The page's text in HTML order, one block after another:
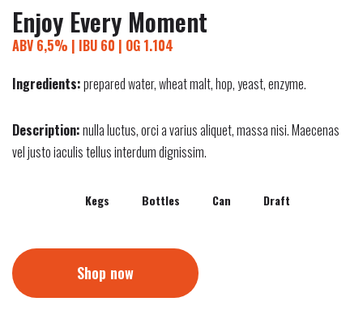
Enjoy Every Moment
ABV 6,5% | IBU 60 | OG 1.104
Ingredients:prepared water, wheat malt, hop, yeast, enzyme.
Description:nulla luctus, orci a varius aliquet, massa nisi. Maecenas
vel justo iaculis tellus interdum dignissim.
Kegs Bottles Can Draft
Shop now